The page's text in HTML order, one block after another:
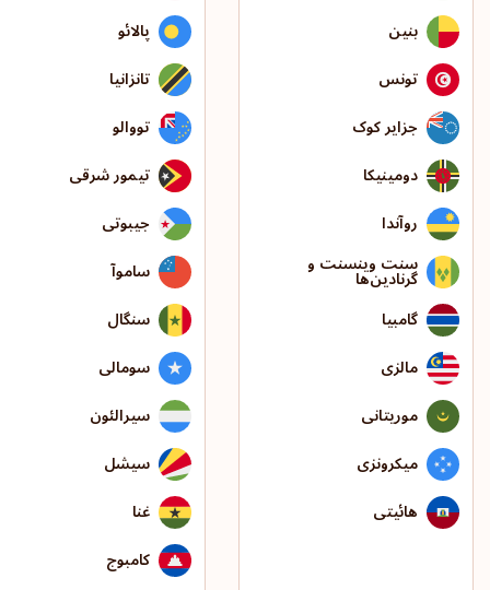
بنین
تونس
جزایر کوک
دومینیکا
روآندا
سنت وینسنت و
گرنادین‌ها
گامبیا
مالزی
موریتانی
میکرونزی
هائیتی
پالائو
تانزانیا
تووالو
تیمور شرقی
جیبوتی
ساموآ
سنگال
سومالی
سیرالئون
سیشل
غنا
کامبوج